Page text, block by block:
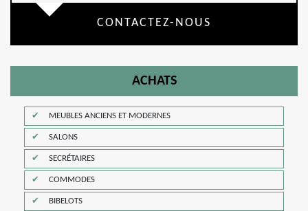
CONTACTEZ-NOUS
ACHATS
MEUBLES ANCIENS ET MODERNES
SALONS
SECRÉTAIRES
COMMODES
BIBELOTS